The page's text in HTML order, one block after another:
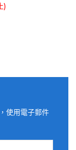
)
使用電子郵件